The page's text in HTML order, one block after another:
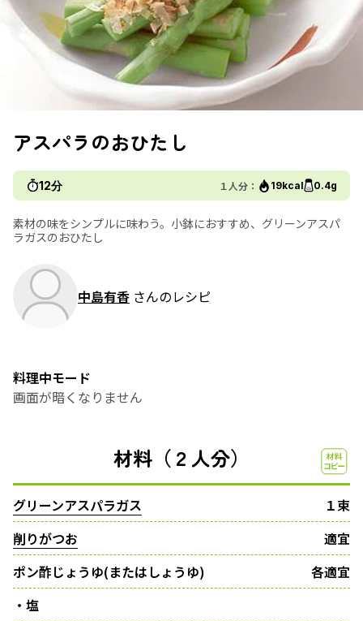
アスパラのおひたし
12分 １人分： 19kcal 0.4g
素材の味をシンプルに味わう。小鉢におすすめ、グリーンアスパ
ラガスのおひたし
中島有香 さんのレシピ
料理中モード
画面が暗くなりません
材料（２人分）
グリーンアスパラガス
１束
削りがつお
適宜
ポン酢じょうゆ(またはしょうゆ)
各適宜
・塩